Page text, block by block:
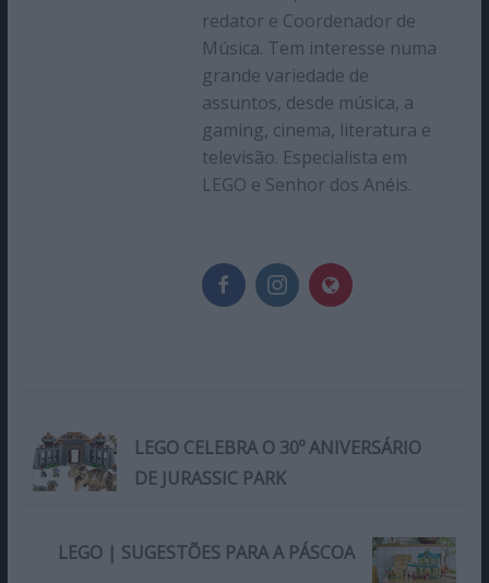
redator e Coordenador de
Música. Tem interesse numa
grande variedade de
assuntos, desde música, a
gaming, cinema, literatura e
televisão. Especialista em
LEGO e Senhor dos Anéis.
LEGO CELEBRA O 30º ANIVERSÁRIO
DE JURASSIC PARK
LEGO | SUGESTÕES PARA A PÁSCOA